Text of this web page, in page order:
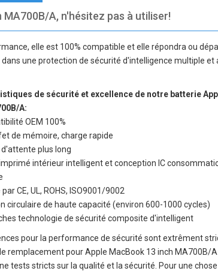
A, n'hésitez pas à utiliser!
elle est 100% compatible et elle répondra ou
une protection de sécurité d'intelligence multiple et
de sécurité et excellence de notre batterie
A:
OEM 100%
de mémoire, charge rapide
d'attente plus long
intérieur intelligent et conception IC
CE, UL, ROHS, ISO9001/9002
circulaire de haute capacité (environ 600-1000 cycles)
technologie de sécurité composite d'intelligent
pour la performance de sécurité sont extrêment
remplacement pour Apple MacBook 13 inch MA700B/A
tests stricts sur la qualité et la sécurité. Pour une